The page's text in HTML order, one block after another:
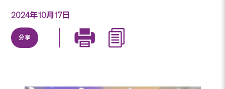
2024年10月17日
分享